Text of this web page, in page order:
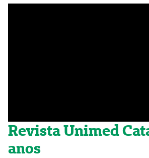
Revista Unimed
anos